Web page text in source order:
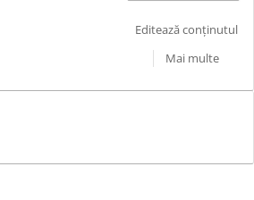
Editează conținutul
Mai multe